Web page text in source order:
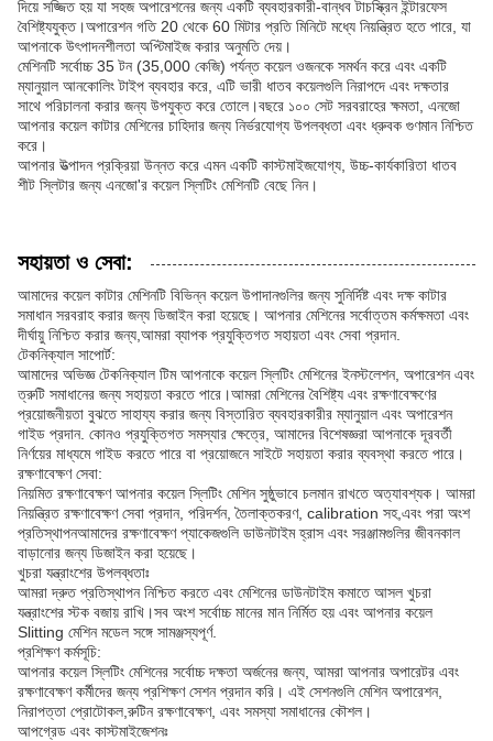
দিয়ে সজ্জিত হয় যা সহজ অপারেশনের জন্য একটি ব্যবহারকারী-বান্ধব টাচস্ক্রিন ইন্টারফেস
বৈশিষ্ট্যযুক্ত।অপারেশন গতি 20 থেকে 60 মিটার প্রতি মিনিটে মধ্যে নিয়ন্ত্রিত হতে পারে, যা
আপনাকে উৎপাদনশীলতা অপ্টিমাইজ করার অনুমতি দেয়।
মেশিনটি সর্বোচ্চ 35 টন (35,000 কেজি) পর্যন্ত কয়েল ওজনকে সমর্থন করে এবং একটি
ম্যানুয়াল আনকোলিং টাইপ ব্যবহার করে, এটি ভারী ধাতব কয়েলগুলি নিরাপদে এবং দক্ষতার
সাথে পরিচালনা করার জন্য উপযুক্ত করে তোলে।বছরে ১০০ সেট সরবরাহের ক্ষমতা, এনজো
আপনার কয়েল কাটার মেশিনের চাহিদার জন্য নির্ভরযোগ্য উপলব্ধতা এবং ধ্রুবক গুণমান নিশ্চিত
করে।
আপনার উত্পাদন প্রক্রিয়া উন্নত করে এমন একটি কাস্টমাইজযোগ্য, উচ্চ-কার্যকারিতা ধাতব
শীট স্লিটার জন্য এনজো'র কয়েল স্লিটিং মেশিনটি বেছে নিন।
সহায়তা ও সেবা:
আমাদের কয়েল কাটার মেশিনটি বিভিন্ন কয়েল উপাদানগুলির জন্য সুনির্দিষ্ট এবং দক্ষ কাটার
সমাধান সরবরাহ করার জন্য ডিজাইন করা হয়েছে। আপনার মেশিনের সর্বোত্তম কর্মক্ষমতা এবং
দীর্ঘায়ু নিশ্চিত করার জন্য,আমরা ব্যাপক প্রযুক্তিগত সহায়তা এবং সেবা প্রদান.
টেকনিক্যাল সাপোর্ট:
আমাদের অভিজ্ঞ টেকনিক্যাল টিম আপনাকে কয়েল স্লিটিং মেশিনের ইনস্টলেশন, অপারেশন এবং
ত্রুটি সমাধানের জন্য সহায়তা করতে পারে।আমরা মেশিনের বৈশিষ্ট্য এবং রক্ষণাবেক্ষণের
প্রয়োজনীয়তা বুঝতে সাহায্য করার জন্য বিস্তারিত ব্যবহারকারীর ম্যানুয়াল এবং অপারেশন
গাইড প্রদান. কোনও প্রযুক্তিগত সমস্যার ক্ষেত্রে, আমাদের বিশেষজ্ঞরা আপনাকে দূরবর্তী
নির্ণয়ের মাধ্যমে গাইড করতে পারে বা প্রয়োজনে সাইটে সহায়তা করার ব্যবস্থা করতে পারে।
রক্ষণাবেক্ষণ সেবা:
নিয়মিত রক্ষণাবেক্ষণ আপনার কয়েল স্লিটিং মেশিন সুষ্ঠুভাবে চলমান রাখতে অত্যাবশ্যক। আমরা
নিয়ন্ত্রিত রক্ষণাবেক্ষণ সেবা প্রদান, পরিদর্শন, তৈলাক্তকরণ, calibration সহ,এবং পরা অংশ
প্রতিস্থাপনআমাদের রক্ষণাবেক্ষণ প্যাকেজগুলি ডাউনটাইম হ্রাস এবং সরঞ্জামগুলির জীবনকাল
বাড়ানোর জন্য ডিজাইন করা হয়েছে।
খুচরা যন্ত্রাংশের উপলব্ধতাঃ
আমরা দ্রুত প্রতিস্থাপন নিশ্চিত করতে এবং মেশিনের ডাউনটাইম কমাতে আসল খুচরা
যন্ত্রাংশের স্টক বজায় রাখি।সব অংশ সর্বোচ্চ মানের মান নির্মিত হয় এবং আপনার কয়েল
Slitting মেশিন মডেল সঙ্গে সামঞ্জস্যপূর্ণ.
প্রশিক্ষণ কর্মসূচি:
আপনার কয়েল স্লিটিং মেশিনের সর্বোচ্চ দক্ষতা অর্জনের জন্য, আমরা আপনার অপারেটর এবং
রক্ষণাবেক্ষণ কর্মীদের জন্য প্রশিক্ষণ সেশন প্রদান করি। এই সেশনগুলি মেশিন অপারেশন,
নিরাপত্তা প্রোটোকল,রুটিন রক্ষণাবেক্ষণ, এবং সমস্যা সমাধানের কৌশল।
আপগ্রেড এবং কাস্টমাইজেশনঃ